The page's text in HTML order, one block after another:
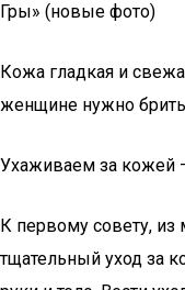
Гры» (новые фото)
Кожа гладкая и
женщине нужно
Ухаживаем за кожей
К первому совету, из
тщательный уход за